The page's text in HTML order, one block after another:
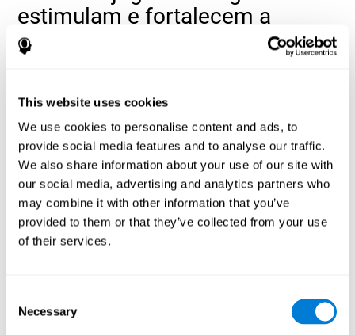
This website uses cookies
We use cookies to personalise content and ads, to
provide social media features and to analyse our traffic.
We also share information about your use of our site with
our social media, advertising and analytics partners who
may combine it with other information that you’ve
provided to them or that they’ve collected from your use
of their services.
Selection
Necessary
estimulam e fortalecem a
minha coordenação?
projetado para nos ajudar a compensar as nossas necessidades
pela CogniFit, o nosso cérebro é forçado a tentar um esforço.
Quando o nosso cérebro geralmente realiza esse esforço
adequadamente, eventualmente se adapta a esse esforço para
dar uma resposta adequada.
Para se adaptar às exigências cognitivas geradas pelo treino da
CogniFit para a coordenação, o cérebro optimiza as suas
conexões através da neuroplasticidade. A neuroplasticidade é
o nosso cérebro a dar uma melhor resposta às situações que
encontramos com frequência.